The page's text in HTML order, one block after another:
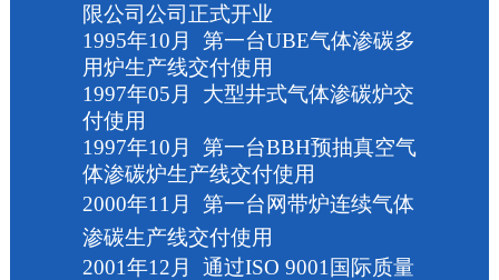
限公司公司正式开业
1995年10 月 第一台UBE气体渗碳多
用炉生产线交付使用
1997年05 月
大型井式气体渗碳炉交
付使用
1997年10 月 第一台BBH预抽真空气
体渗碳炉生产线交付使用
2000年11 月
第一台网带炉连续气体
渗碳生产线交付使用
2001年12 月 通过ISO 9001 国际质量